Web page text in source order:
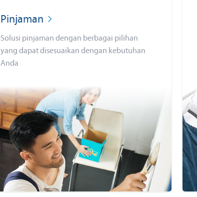
Pinjaman
Solusi pinjaman dengan berbagai pilihan
yang dapat disesuaikan dengan kebutuhan
Anda